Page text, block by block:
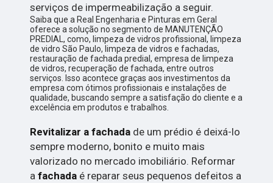
serviços de impermeabilização a seguir.
Saiba que a Real Engenharia e Pinturas em Geral
oferece a solução no segmento de MANUTENÇÃO
PREDIAL, como, limpeza de vidros profissional, limpeza
de vidro São Paulo, limpeza de vidros e fachadas,
restauração de fachada predial, empresa de limpeza
de vidros, recuperação de fachada, entre outros
serviços. Isso acontece graças aos investimentos da
empresa com ótimos profissionais e instalações de
qualidade, buscando sempre a satisfação do cliente e a
excelência em produtos e trabalhos.
Revitalizar a fachada de um prédio é deixá-lo
sempre moderno, bonito e muito mais
valorizado no mercado imobiliário. Reformar
afachada é reparar seus pequenos defeitos a